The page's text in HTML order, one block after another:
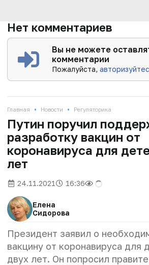
Нет комментариев
Вы не можете
комментарии
Пожалуйста,
Главная • Новости • Регуляторика
Путин поручил
разработку вакцин от
коронавируса для
лет
24.11.2021 16:36
Елена
Сидорова
Президент заявил о
вакцину от коронавируса для
двух лет. Он попросил